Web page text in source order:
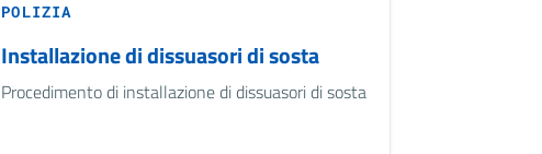
POLIZIA
Installazione di dissuasori di sosta
Procedimento di installazione di dissuasori di sosta